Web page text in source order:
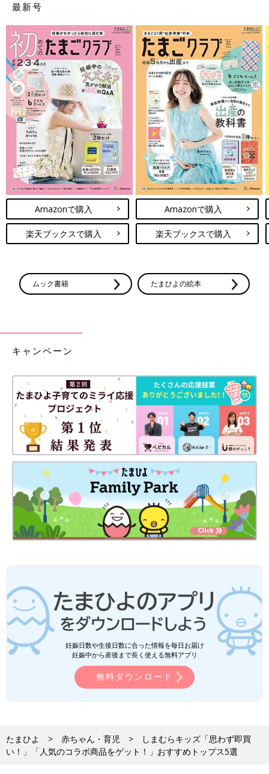
最新号
Amazonで購入
楽天ブックスで購入
Amazonで購入
楽天ブックスで購入
ムック書籍 たまひよの絵本
キャンペーン
妊娠日数や生後日数に合った情報を毎日お届け
妊娠中から産後まで長く使える無料アプリ
無料ダウンロード
たまひよ 赤ちゃん・育児
しまむらキッズ「思わず即買
い！」「人気のコラボ商品をゲット！」おすすめトップス5選